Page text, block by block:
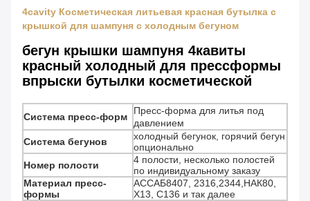
4cavity Косметическая литьевая красная бутылка с
крышкой для шампуня с холодным бегуном
бегун крышки шампуня 4кавиты
красный холодный для прессформы
впрыски бутылки косметической
Система пресс-форм
Пресс-форма для литья под
давлением
Система бегунов
холодный бегунок, горячий бегун
опционально
Номер полости
4 полости, несколько полостей
по индивидуальному заказу
Материал пресс-
формы
АССАБ8407, 2316,2344,НАК80,
Х13, С136 и так далее